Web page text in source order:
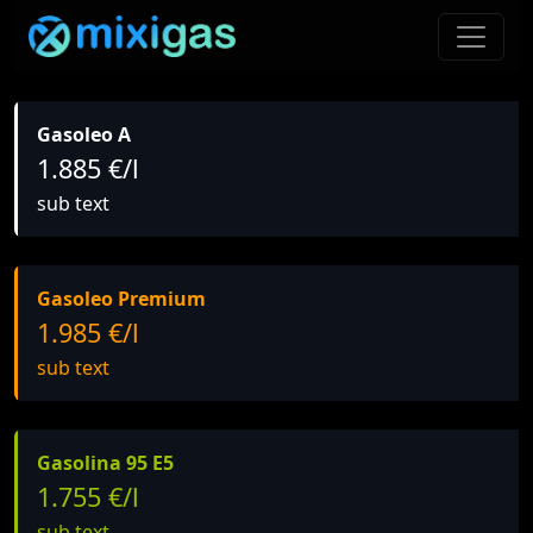
Gasoleo A
1.885 €/l
sub text
Gasoleo Premium
1.985 €/l
sub text
Gasolina 95 E5
1.755 €/l